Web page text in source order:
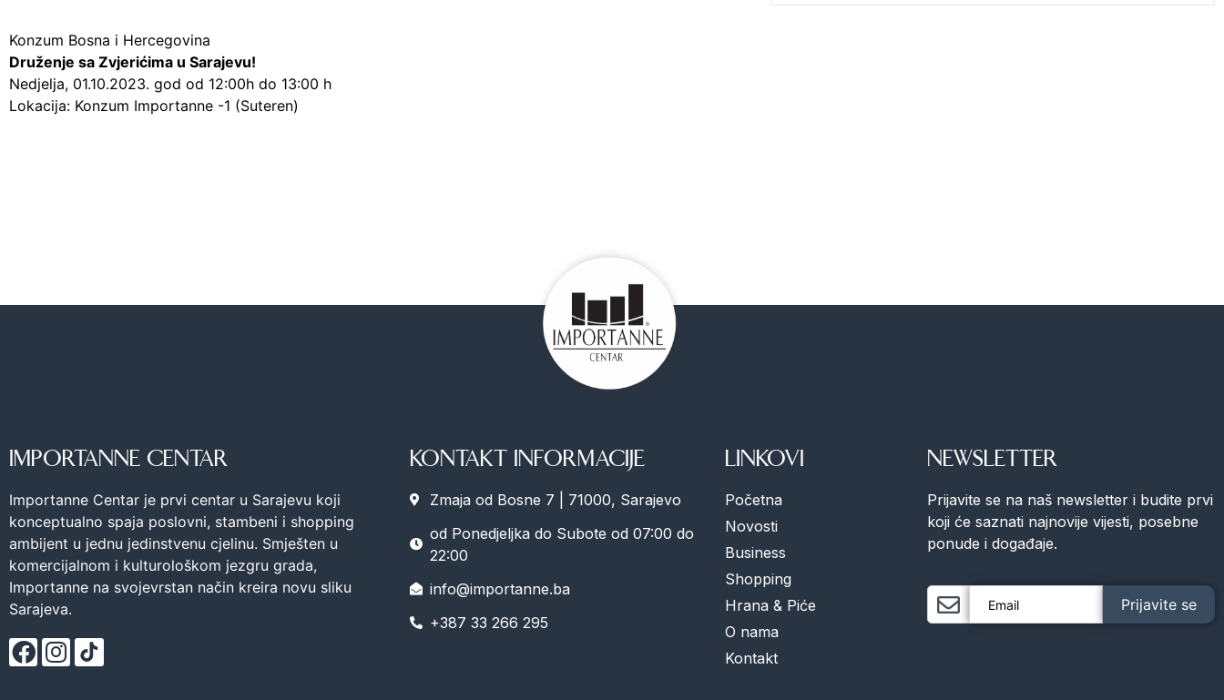
Konzum Bosna i Hercegovina
Druženje sa Zvjerićima u Sarajevu!
Nedjelja, 01.10.2023. god od 12:00h do 13:00 h
Lokacija: Konzum Importanne -1 (Suteren)
IMPORTANNE CENTAR
Importanne Centar je prvi centar u Sarajevu koji
konceptualno spaja poslovni, stambeni i shopping
ambijent u jednu jedinstvenu cjelinu. Smješten u
komercijalnom i kulturološkom jezgru grada,
Importanne na svojevrstan način kreira novu sliku
Sarajeva.
KONTAKT INFORMACIJE
Zmaja od Bosne 7 | 71000, Sarajevo
od Ponedjeljka do Subote od 07:00 do
22:00
info@importanne.ba
+387 33 266 295
LINKOVI
Početna
Novosti
Business
Shopping
Hrana & Piće
O nama
Kontakt
NEWSLETTER
Prijavite se na naš newsletter i budite prvi
koji će saznati najnovije vijesti, posebne
ponude i događaje.
Prijavite se